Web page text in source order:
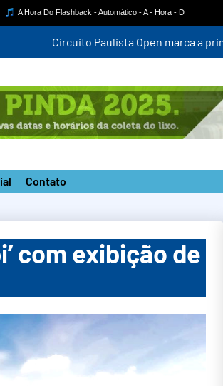
pista do ‘João do Pulo’
Contato
com exibição de